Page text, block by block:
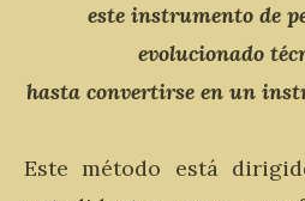
este instrumento de
evolucionado
hasta convertirse en un
Este método está